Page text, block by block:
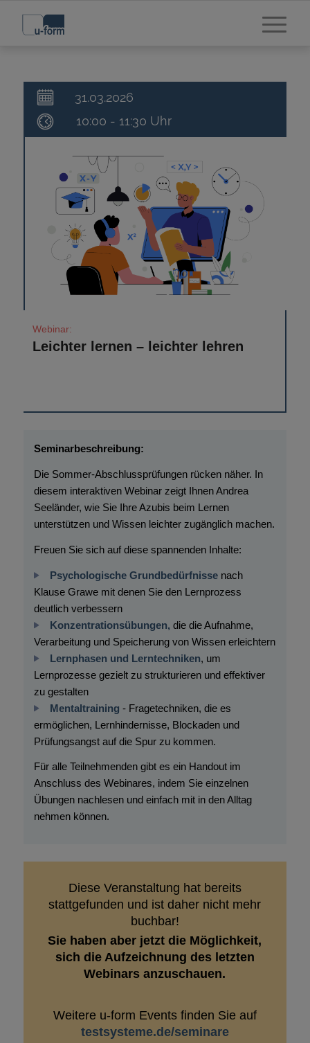
31.03.2026
10:00 - 11:30
Leichter lernen – leichter lehren
Die Sommer-Abschlussprüfungen rücken näher. In
diesem interaktiven Webinar zeigt Ihnen Andrea
Seeländer, wie Sie Ihre Azubis beim Lernen
unterstützen und Wissen leichter zugänglich machen.
Freuen Sie sich auf diese spannenden Inhalte:
Psychologische Grundbedürfnisse nach
Klause Grawe mit denen Sie den Lernprozess
deutlich verbessern
Konzentrationsübungen, die die Aufnahme,
Verarbeitung und Speicherung von Wissen erleichtern
Lernphasen und Lerntechniken, um
Lernprozesse gezielt zu strukturieren und effektiver
zu gestalten
Mentaltraining - Fragetechniken, die es
ermöglichen, Lernhindernisse, Blockaden und
Prüfungsangst auf die Spur zu kommen.
Für alle Teilnehmenden gibt es ein Handout im
Anschluss des Webinares, indem Sie einzelnen
Übungen nachlesen und einfach mit in den Alltag
nehmen können.
Diese Veranstaltung hat bereits
stattgefunden und ist daher nicht mehr
buchbar!
Sie haben aber jetzt die Möglichkeit,
sich die Aufzeichnung des letzten
Webinars anzuschauen.
Weitere u-form Events finden Sie auf
testsysteme.de/seminare